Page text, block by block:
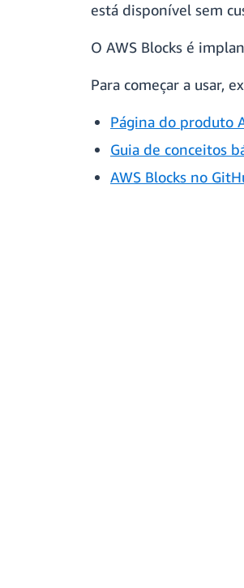
está disponível sem
O AWS Blocks é
Para começar a usar,
Página do produto
Guia de conceitos
AWS Blocks no